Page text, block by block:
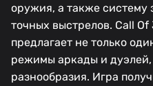
оружия, а также систему
точных выстрелов. Call
предлагает не только
режимы аркады и дуэлей,
разнообразия. Игра